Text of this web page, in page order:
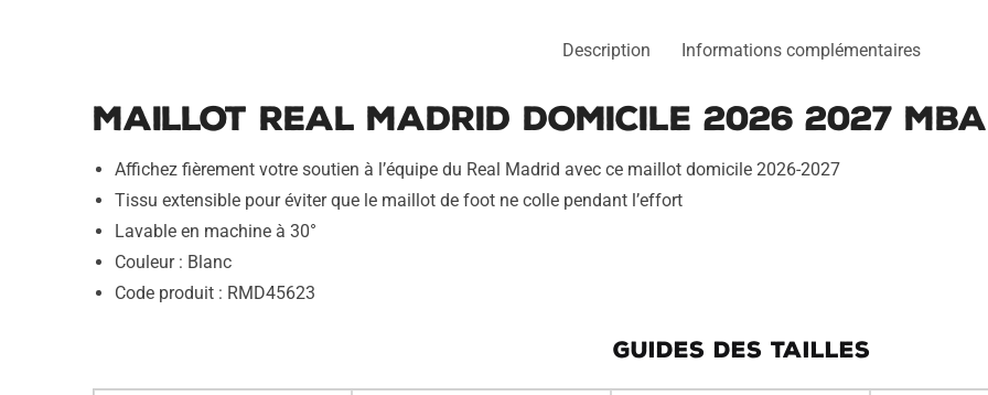
Description Informations complémentaires
Maillot Real Madrid Domicile 2026 2027
Affichez fièrement votre soutien à l’équipe du Real Madrid avec ce maillot domicile 2026-2027
Tissu extensible pour éviter que le maillot de foot ne colle pendant l’effort
Lavable en machine à 30°
Couleur : Blanc
Code produit : RMD45623
GUIDES DES TAILLES